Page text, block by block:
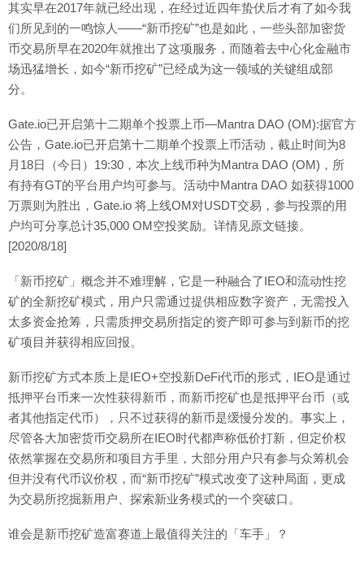
其实早在2017年就已经出现，在经过近四年蛰伏后才有了如今我
们所见到的一鸣惊人——“新币挖矿”也是如此，一些头部加密货
币交易所早在2020年就推出了这项服务，而随着去中心化金融市
场迅猛增长，如今“新币挖矿”已经成为这一领域的关键组成部
分。
Gate.io已开启第十二期单个投票上币—Mantra DAO (OM):据官方
公告，Gate.io已开启第十二期单个投票上币活动，截止时间为8
月18日（今日）19:30，本次上线币种为Mantra DAO (OM)，所
有持有GT的平台用户均可参与。活动中Mantra DAO 如获得1000
万票则为胜出，Gate.io 将上线OM对USDT交易，参与投票的用
户均可分享总计35,000 OM空投奖励。详情见原文链接。
[2020/8/18]
「新币挖矿」概念并不难理解，它是一种融合了IEO和流动性挖
矿的全新挖矿模式，用户只需通过提供相应数字资产，无需投入
太多资金抢筹，只需质押交易所指定的资产即可参与到新币的挖
矿项目并获得相应回报。
新币挖矿方式本质上是IEO+空投新DeFi代币的形式，IEO是通过
抵押平台币来一次性获得新币，而新币挖矿也是抵押平台币（或
者其他指定代币），只不过获得的新币是缓慢分发的。事实上，
尽管各大加密货币交易所在IEO时代都声称低价打新，但定价权
依然掌握在交易所和项目方手里，大部分用户只有参与众筹机会
但并没有代币议价权，而“新币挖矿”模式改变了这种局面，更成
为交易所挖掘新用户、探索新业务模式的一个突破口。
谁会是新币挖矿造富赛道上最值得关注的「车手」？